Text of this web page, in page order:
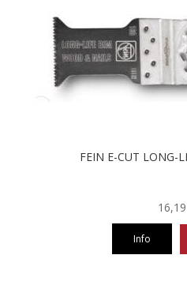
FEIN E-CUT LONG-
16,19
Info